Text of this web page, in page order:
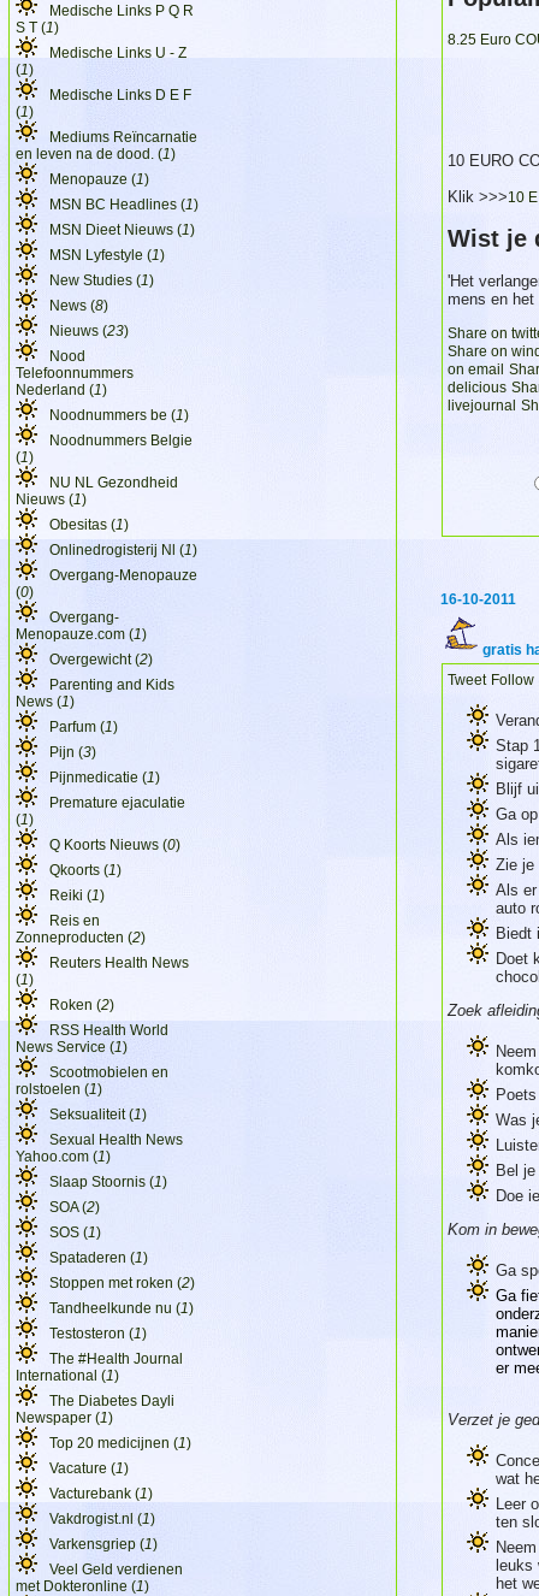
Medische Links P Q R
S T (1)
Medische Links U - Z
(1)
Medische Links D E F
(1)
Mediums Reïncarnatie
en leven na de dood. (1)
Menopauze (1)
MSN BC Headlines (1)
MSN Dieet Nieuws (1)
MSN Lyfestyle (1)
New Studies (1)
News (8)
Nieuws (23)
Nood
Telefoonnummers
Nederland (1)
Noodnummers be (1)
Noodnummers Belgie
(1)
NU NL Gezondheid
Nieuws (1)
Obesitas (1)
Onlinedrogisterij Nl (1)
Overgang-Menopauze
(0)
Overgang-
Menopauze.com (1)
Overgewicht (2)
Parenting and Kids
News (1)
Parfum (1)
Pijn (3)
Pijnmedicatie (1)
Premature ejaculatie
(1)
Q Koorts Nieuws (0)
Qkoorts (1)
Reiki (1)
Reis en
Zonneproducten (2)
Reuters Health News
(1)
Roken (2)
RSS Health World
News Service (1)
Scootmobielen en
rolstoelen (1)
Seksualiteit (1)
Sexual Health News
Yahoo.com (1)
Slaap Stoornis (1)
SOA (2)
SOS (1)
Spataderen (1)
Stoppen met roken (2)
Tandheelkunde nu (1)
Testosteron (1)
The #Health Journal
International (1)
The Diabetes Dayli
Newspaper (1)
Top 20 medicijnen (1)
Vacature (1)
Vacturebank (1)
Vakdrogist.nl (1)
Varkensgriep (1)
Veel Geld verdienen
met Dokteronline (1)
8.25 Euro
10 EURO
Klik >>>10
Wist je
'Het
mens en het
Share on
Share on
on email
delicious
livejournal
16-10-2011
gratis
Tweet Follow
Stap
Blijf
Ga
Als
Zie je
Als
auto
Biedt
Doet
Zoek
Was
Bel
Doe
Kom in
Ga
Ga
er
Verzet je
wat
Leer
ten
leuks
het